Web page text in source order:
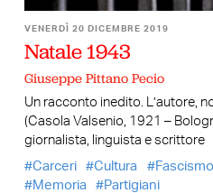
VENERDÌ 20 DICEMBRE 2019
Natale 1943
Giuseppe Pittano Pecio
Un racconto inedito. L’autore,
(Casola Valsenio, 1921 –
giornalista, linguista e scrittore
Carceri
Cultura Fascismo
Memoria
Partigiani